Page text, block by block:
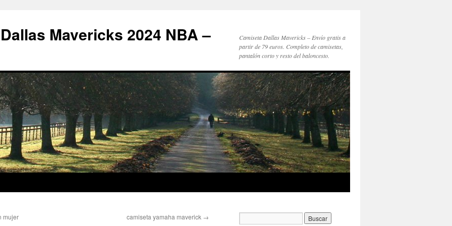
Mavericks 2024 NBA –
Camiseta Dallas Mavericks – Envío gratis a
partir de 79 euros. Completo de camisetas,
pantalón corto y resto del baloncesto.
mujer camiseta yamaha maverick →